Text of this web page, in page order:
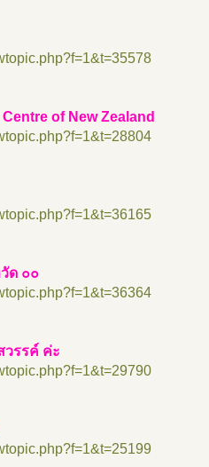
of New Zealand
ด ๐๐
รรค์ ค่ะ